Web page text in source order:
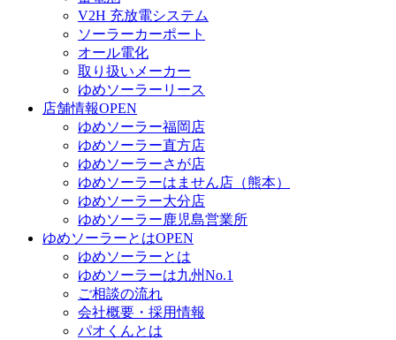
V2H 充放電システム
ソーラーカーポート
オール電化
取り扱いメーカー
ゆめソーラーリース
店舗情報OPEN
ゆめソーラー福岡店
ゆめソーラー直方店
ゆめソーラーさが店
ゆめソーラーはません店（熊本）
ゆめソーラー大分店
ゆめソーラー鹿児島営業所
ゆめソーラーとはOPEN
ゆめソーラーとは
ゆめソーラーは九州No.1
ご相談の流れ
会社概要・採用情報
パオくんとは